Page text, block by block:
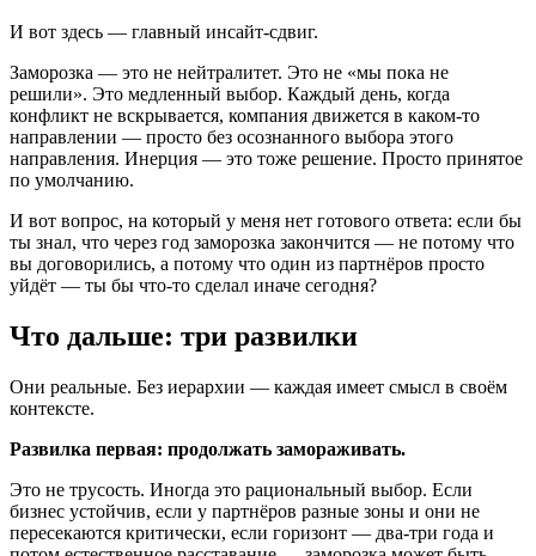
И вот здесь — главный инсайт-сдвиг.
Заморозка — это не нейтралитет. Это не «мы пока не
решили». Это медленный выбор. Каждый день, когда
конфликт не вскрывается, компания движется в каком-то
направлении — просто без осознанного выбора этого
направления. Инерция — это тоже решение. Просто принятое
по умолчанию.
И вот вопрос, на который у меня нет готового ответа: если бы
ты знал, что через год заморозка закончится — не потому что
вы договорились, а потому что один из партнёров просто
уйдёт — ты бы что-то сделал иначе сегодня?
Что дальше: три развилки
Они реальные. Без иерархии — каждая имеет смысл в своём
контексте.
Развилка первая: продолжать замораживать.
Это не трусость. Иногда это рациональный выбор. Если
бизнес устойчив, если у партнёров разные зоны и они не
пересекаются критически, если горизонт — два-три года и